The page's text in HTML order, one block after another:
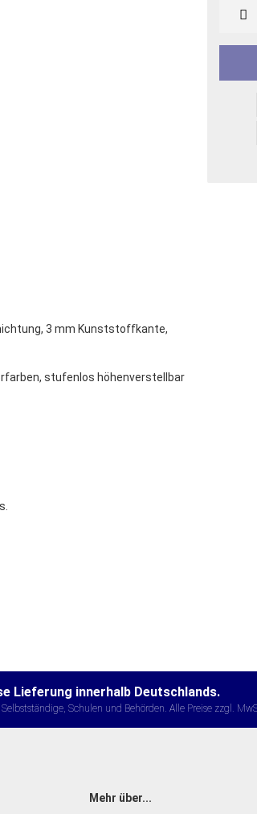
3 mm Kunststoffkante,
stufenlos höhenverstellbar
Lieferung innerhalb Deutschlands.
Schulen und Behörden. Alle Preise zzgl.
Mehr über...